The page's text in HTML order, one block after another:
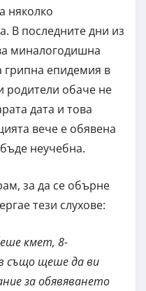
няколко
В последните дни из
миналогодишна
грипна епидемия в
родители обаче не
дата и това
вече е обявена
неучебна.
за да се обърне
тези слухове:
кмет, 8-
също щеше да ви
за обявяването